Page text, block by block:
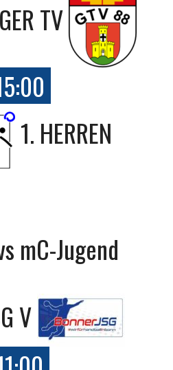
TV
1. HERREN
mC-Jugend
V